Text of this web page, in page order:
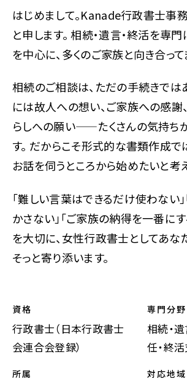
はじめまして。Kanade行政書士事
と申します。 相続・遺言・終活を専門
を中心に、多くのご家族と向き合って
相続のご相談は、ただの手続きでは
には故人への想い、ご家族への感謝
らしへの願い——たくさんの気持ち
す。 だからこそ形式的な書類作成で
お話を伺うところから始めたいと考
「難しい言葉はできるだけ使わない」
かさない」「ご家族の納得を一番にす
を大切に、女性行政書士としてあな
そっと寄り添います。
資格
行政書士（日本行政書士
会連合会登録）
専門分野
相続・
任・終
所属 対応地域